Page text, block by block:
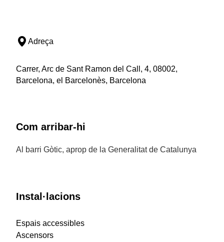
Adreça
Carrer, Arc de Sant Ramon del Call, 4, 08002,
Barcelona, el Barcelonès, Barcelona
Com arribar-hi
Al barri Gòtic, aprop de la Generalitat de Catalunya
Instal·lacions
Espais accessibles
Ascensors